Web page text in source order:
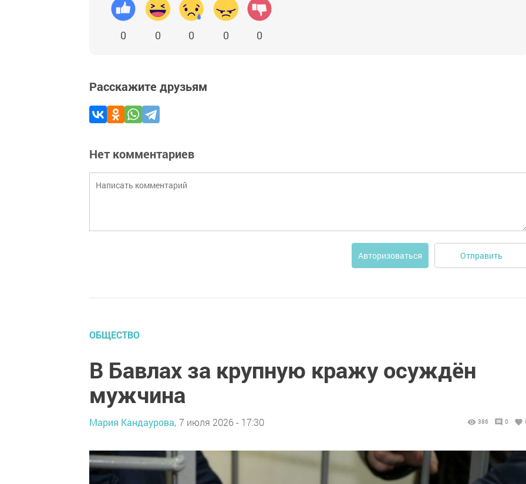
0 0 0 0 0
Расскажите друзьям
Нет комментариев
Авторизоваться Отправить
ОБЩЕСТВО
В Бавлах за крупную кражу осуждён
мужчина
Мария Кандаурова, 7 июля 2026 - 17:30 386 0